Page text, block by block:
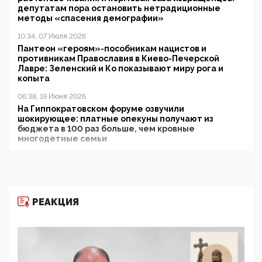
депутатам пора остановить нетрадиционные
методы «спасения демографии»
10:34, 07 Июля 2026
Пантеон «героям»-пособникам нацистов и
противникам Православия в Киево-Печерской
Лавре: Зеленский и Ко показывают миру рога и
копыта
06:38, 19 Июня 2026
На Гиппократовском форуме озвучили
шокирующее: платные опекуны получают из
бюджета в 100 раз больше, чем кровные
многодетные семьи
11:53, 09 Июня 2026
деятельность ИИТО ЮНЕСКО в России, но
цифроглобалисты продолжают определять
повестку в образовании
РЕАКЦИЯ